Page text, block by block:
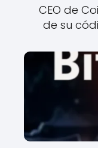
CEO de
de su